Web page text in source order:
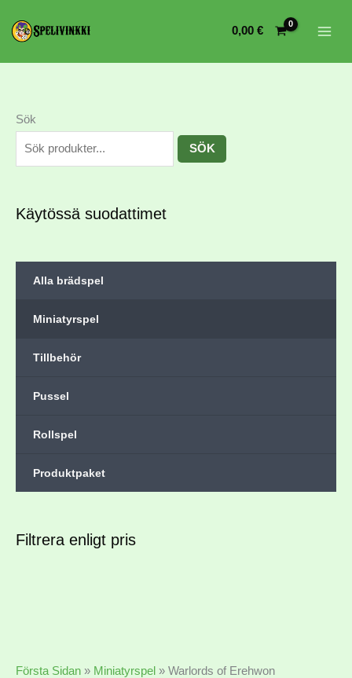
0,00 €
Sök
SÖK
Käytössä suodattimet
Alla brädspel
Miniatyrspel
Tillbehör
Pussel
Rollspel
Produktpaket
Filtrera enligt pris
Första Sidan » Miniatyrspel » Warlords of Erehwon